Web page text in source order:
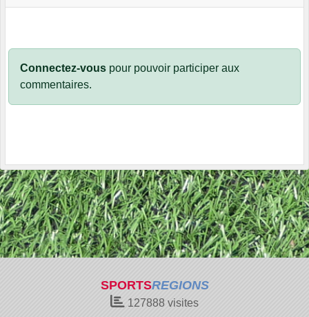
Connectez-vous pour pouvoir participer aux
commentaires.
SPORTSREGIONS
127888 visites